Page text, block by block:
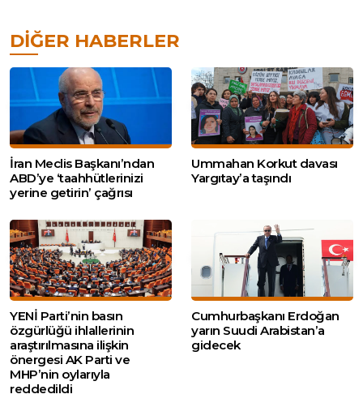
DIĞER HABERLER
İran Meclis Başkanı’ndan
ABD’ye ‘taahhütlerinizi
yerine getirin’ çağrısı
Ummahan Korkut davası
Yargıtay’a taşındı
YENİ Parti’nin basın
özgürlüğü ihlallerinin
araştırılmasına ilişkin
önergesi AK Parti ve
MHP’nin oylarıyla
reddedildi
Cumhurbaşkanı Erdoğan
yarın Suudi Arabistan’a
gidecek